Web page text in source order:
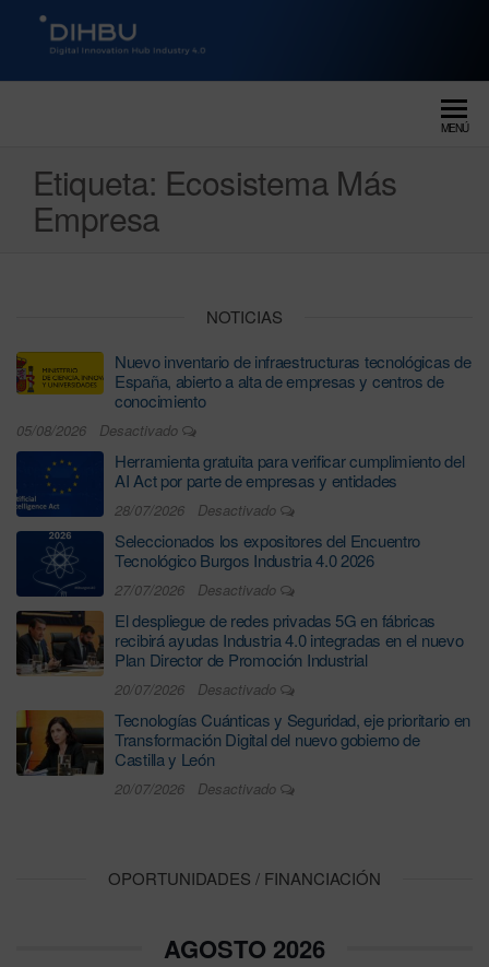
DIGITAL INNOVATION HUB
MENÚ
Etiqueta: Ecosistema Más
Empresa
NOTICIAS
Nuevo inventario de infraestructuras tecnológicas de
España, abierto a alta de empresas y centros de
conocimiento
05/08/2026 Desactivado
Herramienta gratuita para verificar cumplimiento del
AI Act por parte de empresas y entidades
28/07/2026 Desactivado
Seleccionados los expositores del Encuentro
Tecnológico Burgos Industria 4.0 2026
27/07/2026 Desactivado
El despliegue de redes privadas 5G en fábricas
recibirá ayudas Industria 4.0 integradas en el nuevo
Plan Director de Promoción Industrial
20/07/2026 Desactivado
Tecnologías Cuánticas y Seguridad, eje prioritario en
Transformación Digital del nuevo gobierno de
Castilla y León
20/07/2026 Desactivado
OPORTUNIDADES / FINANCIACIÓN
AGOSTO 2026